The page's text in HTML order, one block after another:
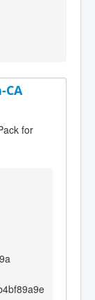
CA
for